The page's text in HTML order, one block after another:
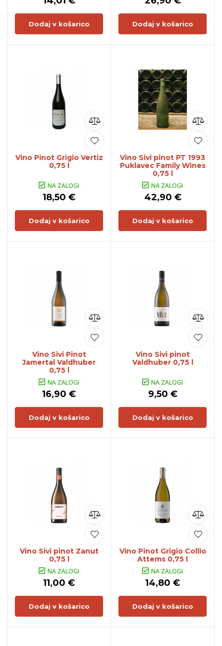
Dodaj v košarico Dodaj v košarico
Vino Pinot Grigio Vertiz
0,75 l
NA ZALOGI
18,50 €
Dodaj v košarico
Vino Sivi pinot PT 1993
Puklavec Family Wines
0,75 l
NA ZALOGI
42,90 €
Dodaj v košarico
Vino Sivi Pinot
Jamertal Valdhuber
0,75 l
NA ZALOGI
16,90 €
Dodaj v košarico
Vino Sivi pinot
Valdhuber 0,75 l
NA ZALOGI
9,50 €
Dodaj v košarico
Vino Sivi pinot Zanut
0,75 l
NA ZALOGI
11,00 €
Dodaj v košarico
Vino Pinot Grigio Collio
Attems 0,75 l
NA ZALOGI
14,80 €
Dodaj v košarico